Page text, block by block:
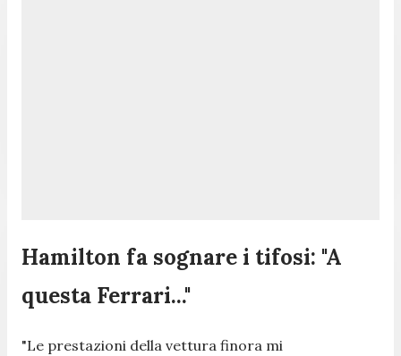
Hamilton fa sognare i tifosi: "A
questa Ferrari..."
"Le prestazioni della vettura finora mi